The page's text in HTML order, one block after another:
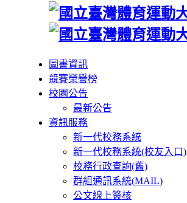
圖書資訊
競賽榮譽榜
校園公告
最新公告
資訊服務
新一代校務系統
新一代校務系統(校友入口)
校務行政查詢(舊)
群組通訊系統(MAIL)
公文線上簽核